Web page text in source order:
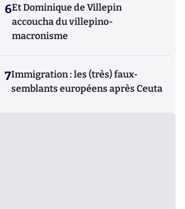
6Et Dominique de Villepin
accoucha du villepino-
macronisme
7Immigration : les (très) faux-
semblants européens après Ceuta